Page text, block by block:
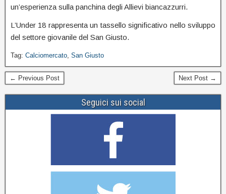
un’esperienza sulla panchina degli Allievi biancazzurri.
L’Under 18 rappresenta un tassello significativo nello sviluppo
del settore giovanile del San Giusto.
Tag: Calciomercato San Giusto
← Previous Post Next Post →
Seguici sui social